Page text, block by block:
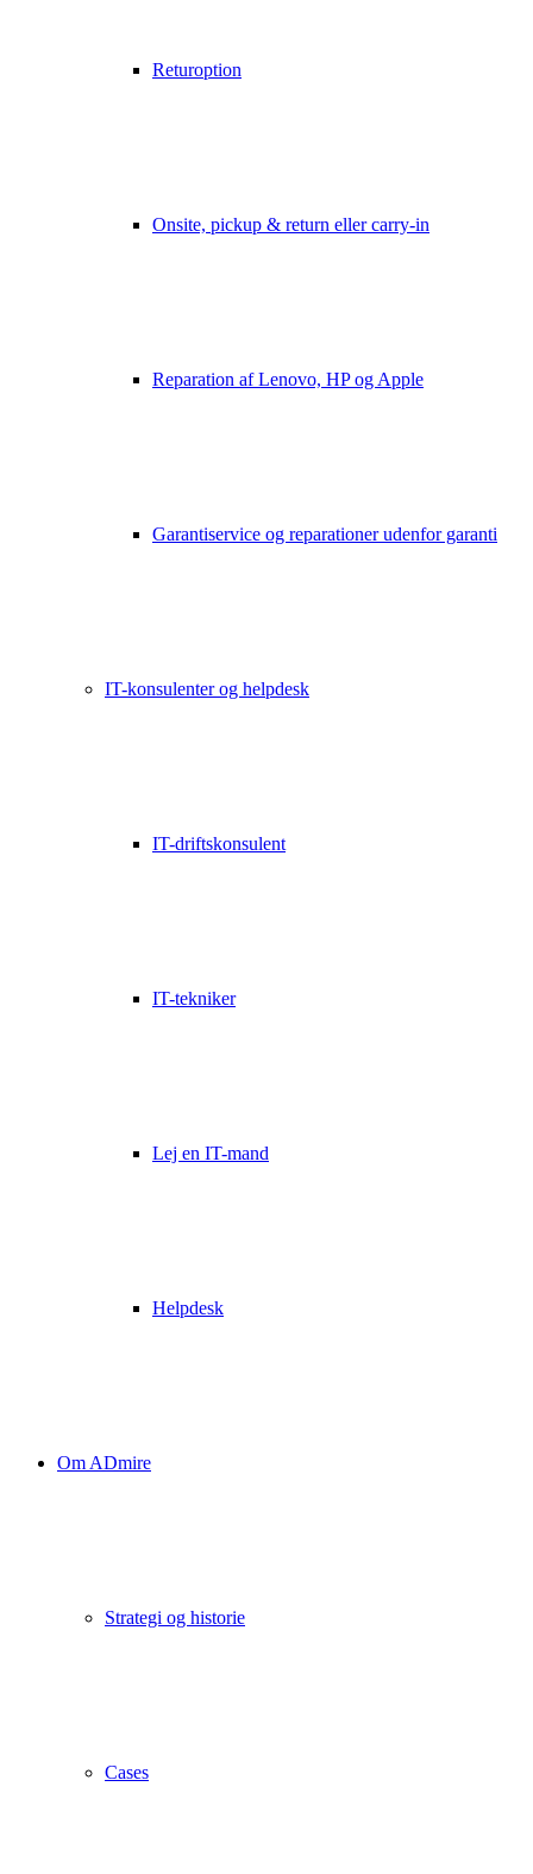
Returoption
Onsite, pickup & return eller carry-in
Reparation af Lenovo, HP og Apple
Garantiservice og reparationer udenfor garanti
IT-konsulenter og helpdesk
IT-driftskonsulent
IT-tekniker
Lej en IT-mand
Helpdesk
Om ADmire
Strategi og historie
Cases